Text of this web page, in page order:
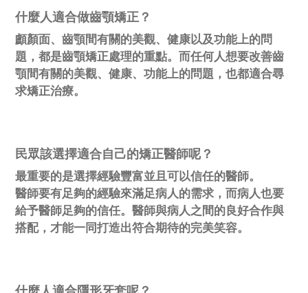
什麼人適合做齒顎矯正？
顱顏面、齒顎間有關的美觀、健康以及功能上的問
題，都是齒顎矯正處理的重點。而任何人想要改善齒
顎間有關的美觀、健康、功能上的問題，也都適合尋
求矯正治療。
民眾該選擇適合自己的矯正醫師呢？
最重要的是選擇經驗豐富並且可以信任的醫師。
醫師要有足夠的經驗來滿足病人的需求，而病人也要
給予醫師足夠的信任。醫師與病人之間的良好合作與
搭配，才能一同打造出符合期待的完美笑容。